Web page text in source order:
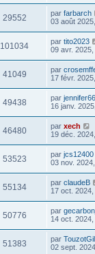
29552 par farbarch
03 août
101034 par tito2023
09 avr. 2025,
41049 par
17 févr.
49438 par
16 janv.
46480 par xech
19 déc.
53523 par jcs12400
03 nov.
55134 par claudeB
17 oct.
50776 par
14 oct.
51383 par
02 sept.